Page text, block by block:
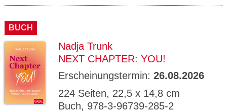
BUCH
Nadja Trunk
NEXT CHAPTER: YOU!
Erscheinungstermin: 26.08.2026
224 Seiten, 22,5 x 14,8 cm
Buch, 978-3-96739-285-2